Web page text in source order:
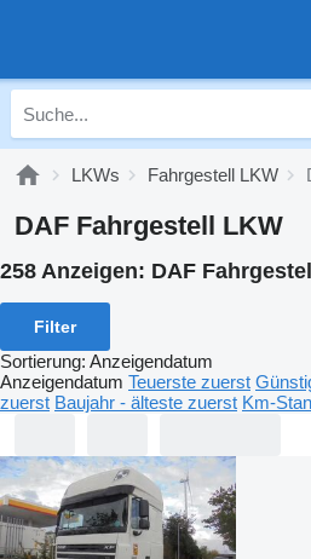
LKWs Fahrgestell LKW
DAF Fahrgestell LKW
258 Anzeigen: DAF
Filter
Sortierung: Anzeigendatum
Anzeigendatum Teuerste zuerst
zuerst Baujahr - älteste zuerst Km-